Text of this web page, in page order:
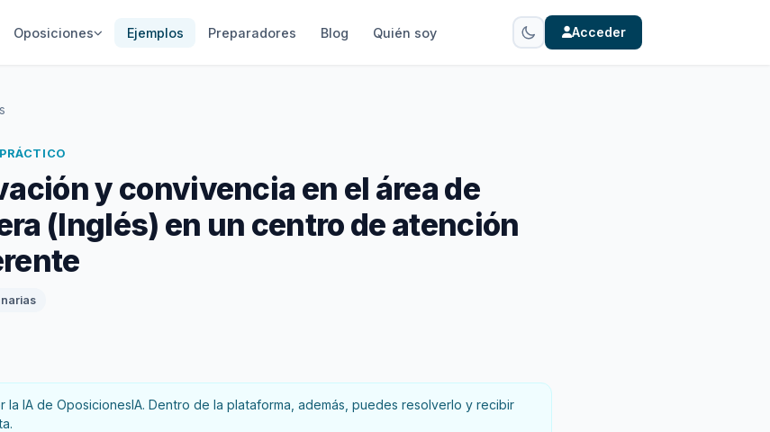
Oposiciones Ejemplos Preparadores Blog Quién soy Acceder
y convivencia en el área de
(Inglés) en un centro de atención
IA de OposicionesIA. Dentro de la plataforma, además, puedes resolverlo y recibir